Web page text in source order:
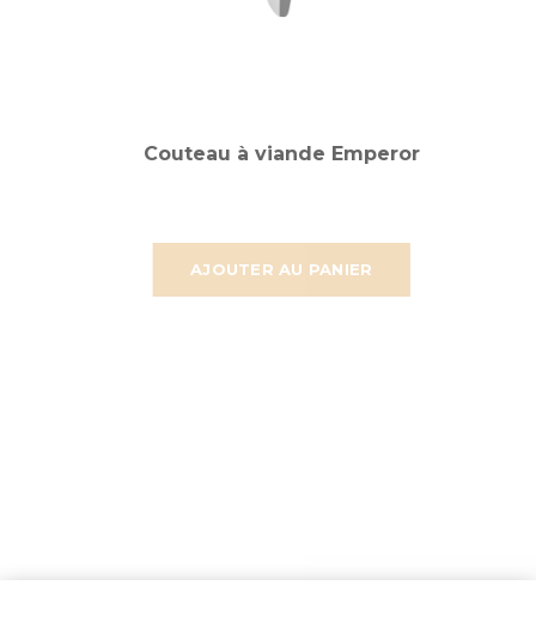
AJOUTER AU PANIER
Couteau à viande Emperor